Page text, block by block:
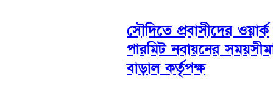
সৌদিতে প্রবাসীদের ওয়ার্ক
পারমিট নবায়নের
বাড়াল কর্তৃপক্ষ